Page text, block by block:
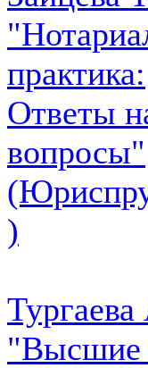
практика:
Ответы
вопросы"
)
"Высшие